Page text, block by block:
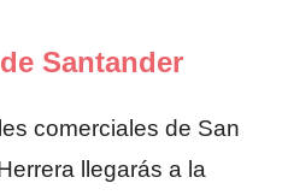
Santander
comerciales de San
llegarás a la